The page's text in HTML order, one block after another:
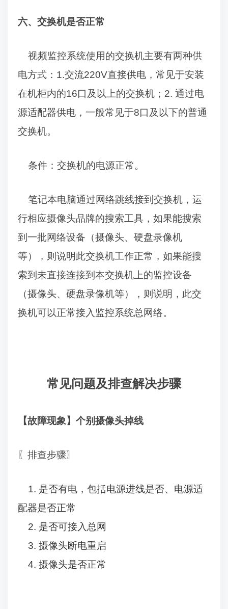
六、交换机是否正常
视频监控系统使用的交换机主要有两种供
电方式： 1.交流220V直接供电，常见于安装
在机柜内的16口及以上的交换机； 2. 通过电
源适配器供电，一般常见于8口及以下的普通
交换机。
条件：交换机的电源正常。
笔记本电脑通过网络跳线接到交换机， 运
行相应摄像头品牌的搜索工具，如果能搜索
到一批网络设备（摄像头、硬盘录像机
等），则说明此交换机工作正常，如果能搜
索到未直接连接到本交换机上的监控设备
（摄像头、硬盘录像机等），则说明，此交
换机可以正常接入监控系统总网络。
常见问题及排查解决步骤
【故障现象】个别摄像头掉线
〖排查步骤〗
1. 是否有电，包括电源进线是否、电源适
配器是否正常
2. 是否可接入总网
3. 摄像头断电重启
4. 摄像头是否正常